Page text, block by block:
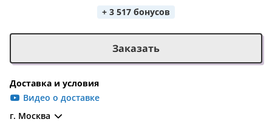
+ 3 517 бонусов
Заказать
Доставка и условия
Видео о доставке
г. Москва